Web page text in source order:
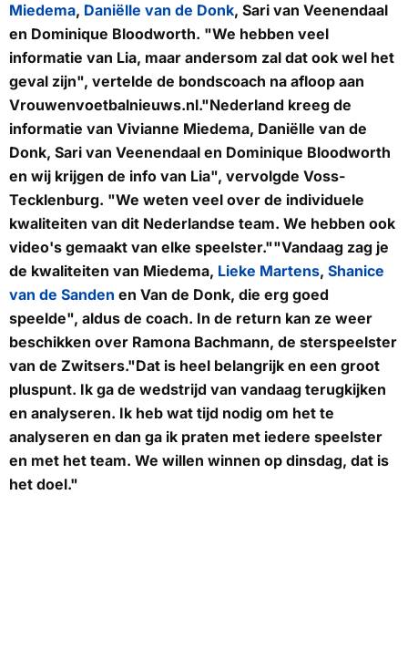
Miedema, Daniëlle van de Donk, Sari van Veenendaal
en Dominique Bloodworth. "We hebben veel
informatie van Lia, maar andersom zal dat ook wel het
geval zijn", vertelde de bondscoach na afloop aan
Vrouwenvoetbalnieuws.nl."Nederland kreeg de
informatie van Vivianne Miedema, Daniëlle van de
Donk, Sari van Veenendaal en Dominique Bloodworth
en wij krijgen de info van Lia", vervolgde Voss-
Tecklenburg. "We weten veel over de individuele
kwaliteiten van dit Nederlandse team. We hebben ook
video's gemaakt van elke speelster.""Vandaag zag je
de kwaliteiten van Miedema, Lieke Martens, Shanice
van de Sanden en Van de Donk, die erg goed
speelde", aldus de coach. In de return kan ze weer
beschikken over Ramona Bachmann, de sterspeelster
van de Zwitsers."Dat is heel belangrijk en een groot
pluspunt. Ik ga de wedstrijd van vandaag terugkijken
en analyseren. Ik heb wat tijd nodig om het te
analyseren en dan ga ik praten met iedere speelster
en met het team. We willen winnen op dinsdag, dat is
het doel."